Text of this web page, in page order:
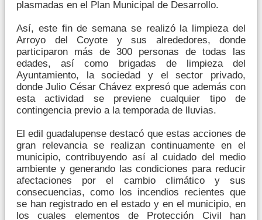
plasmadas en el Plan Municipal de Desarrollo.
Así, este fin de semana se realizó la limpieza del
Arroyo del Coyote y sus alrededores, donde
participaron más de 300 personas de todas las
edades, así como brigadas de limpieza del
Ayuntamiento, la sociedad y el sector privado,
donde Julio César Chávez expresó que además con
esta actividad se previene cualquier tipo de
contingencia previo a la temporada de lluvias.
El edil guadalupense destacó que estas acciones de
gran relevancia se realizan continuamente en el
municipio, contribuyendo así al cuidado del medio
ambiente y generando las condiciones para reducir
afectaciones por el cambio climático y sus
consecuencias, como los incendios recientes que
se han registrado en el estado y en el municipio, en
los cuales elementos de Protección Civil han